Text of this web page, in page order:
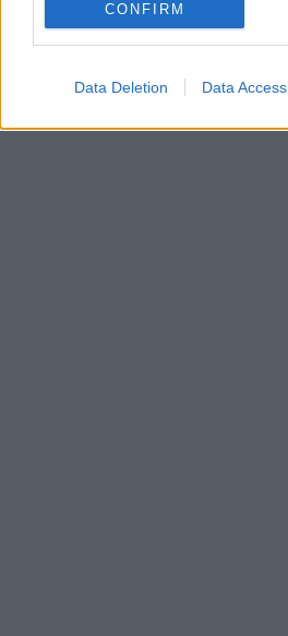
CONFIRM
Data Deletion Data Access